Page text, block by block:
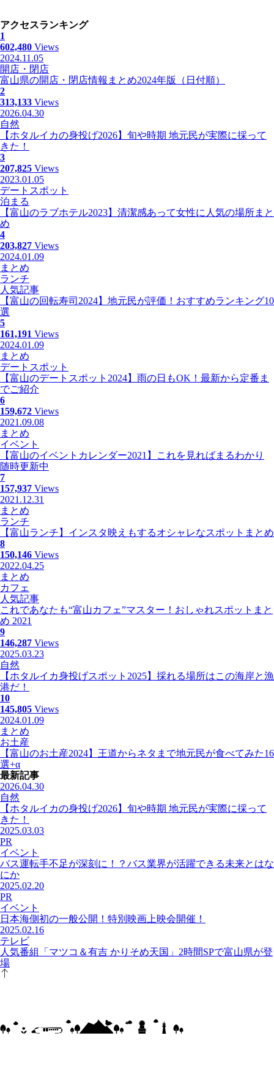
アクセスランキング
1
602,480 Views
2024.11.05
開店・閉店
富山県の開店・閉店情報まとめ2024年版（日付順）
2
313,133 Views
2026.04.30
自然
【ホタルイカの身投げ2026】旬や時期 地元民が実際に採って
きた！
3
207,825 Views
2023.01.05
デートスポット
泊まる
【富山のラブホテル2023】清潔感あって女性に人気の場所まと
め
4
203,827 Views
2024.01.09
まとめ
ランチ
人気記事
【富山の回転寿司2024】地元民が評価！おすすめランキング10
選
5
161,191 Views
2024.01.09
まとめ
デートスポット
【富山のデートスポット2024】雨の日もOK！最新から定番ま
でご紹介
6
159,672 Views
2021.09.08
まとめ
イベント
【富山のイベントカレンダー2021】これを見ればまるわかり
随時更新中
7
157,937 Views
2021.12.31
まとめ
ランチ
【富山ランチ】インスタ映えもするオシャレなスポットまとめ
8
150,146 Views
2022.04.25
まとめ
カフェ
人気記事
これであなたも“富山カフェ”マスター！おしゃれスポットまと
め 2021
9
146,287 Views
2025.03.23
自然
【ホタルイカ身投げスポット2025】採れる場所はこの海岸と漁
港だ！
10
145,805 Views
2024.01.09
まとめ
お土産
【富山のお土産2024】王道からネタまで地元民が食べてみた16
選+α
最新記事
2026.04.30
自然
【ホタルイカの身投げ2026】旬や時期 地元民が実際に採って
きた！
2025.03.03
PR
イベント
バス運転手不足が深刻に！？バス業界が活躍できる未来とはな
にか
2025.02.20
PR
イベント
日本海側初の一般公開！特別映画上映会開催！
2025.02.16
テレビ
人気番組「マツコ＆有吉 かりそめ天国」2時間SPで富山県が登
場